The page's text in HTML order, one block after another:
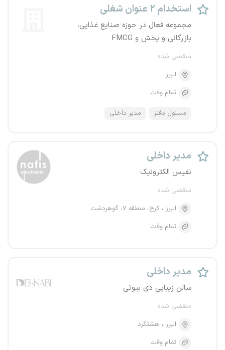
استخدام ۲ عنوان شغلی
مجموعه فعال در حوزه صنایع غذایی،
بازرگانی و پخش و FMCG
منقضی شده
البرز
تمام وقت
مسئول دفتر مدیر داخلی
مدیر داخلی
نفیس الکترونیک
منقضی شده
البرز
کرج، منطقه ۷، گوهردشت
تمام وقت
مدیر داخلی
سالن زیبایی دی بیوتی
منقضی شده
البرز
هشتگرد
تمام وقت